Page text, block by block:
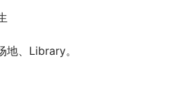
地、Library。